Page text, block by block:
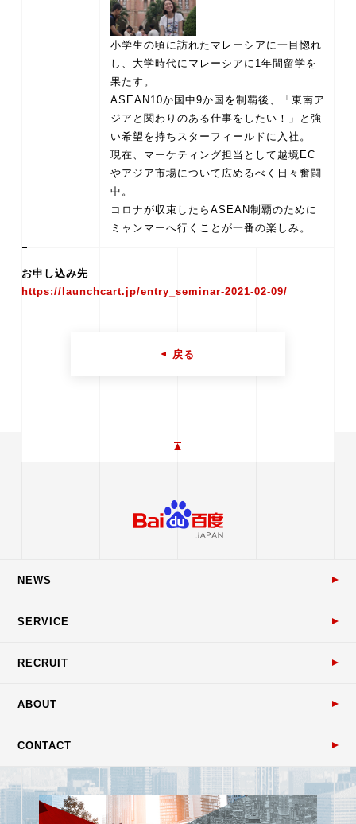
小学生の頃に訪れたマレーシアに一目惚れ
し、大学時代にマレーシアに1年間留学を
果たす。
ASEAN10か国中9か国を制覇後、「東南ア
ジアと関わりのある仕事をしたい！」と強
い希望を持ちスターフィールドに入社。
現在、マーケティング担当として越境EC
やアジア市場について広めるべく日々奮闘
中。
コロナが収束したらASEAN制覇のために
お申し込み先
https://launchcart.jp/entry_seminar-2021-02-09/
戻る
NEWS
SERVICE
RECRUIT
ABOUT
CONTACT